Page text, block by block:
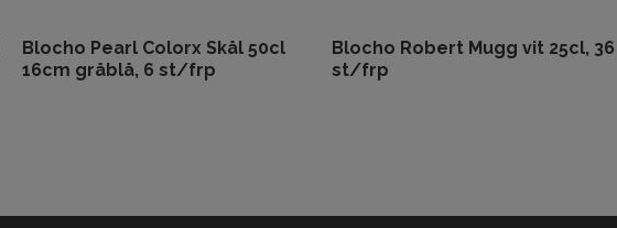
Blocho Pearl Colorx Skål 50cl
16cm gråblå, 6 st/frp
Blocho Robert Mugg vit 25cl, 36
st/frp